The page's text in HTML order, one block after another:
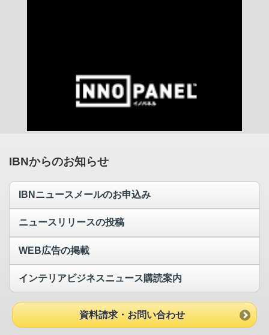
IBNからのお知らせ
IBNニュースメールのお申込み
ニュースリリースの投稿
WEB広告の掲載
インテリアビジネスニュース購読案内
資料請求・お問い合わせ